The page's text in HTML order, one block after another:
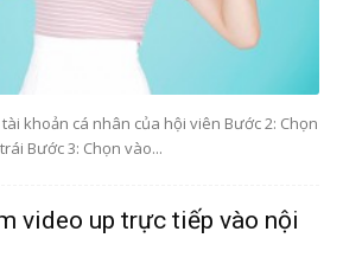
khoản cá nhân của hội viên Bước 2: Chọn
Bước 3: Chọn vào...
video up trực tiếp vào nội